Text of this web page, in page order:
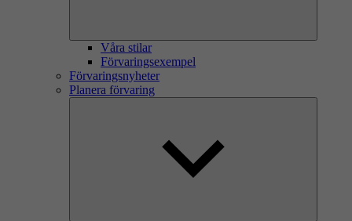
Våra stilar
Förvaringsexempel
Förvaringsnyheter
Planera förvaring